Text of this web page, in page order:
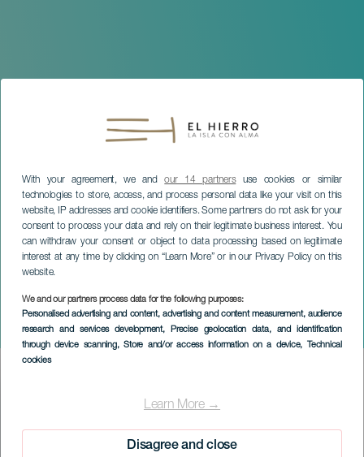
With your agreement, we andour 14 partnersuse cookies or similar
technologies to store, access, and process personal data like your visit on this
website, IP addresses and cookie identifiers. Some partners do not ask for your
consent to process your data and rely on their legitimate business interest. You
can withdraw your consent or object to data processing based on legitimate
interest at any time by clicking on “Learn More” or in our Privacy Policy on this
website.
We and our partners process data for the following purposes:
Personalised advertising and content, advertising and content measurement, audience
research and services development, Precise geolocation data, and identification
through device scanning, Store and/or access information on a device, Technical
cookies
Learn More →
Disagree and close
Programme 8M
EL HIERRO